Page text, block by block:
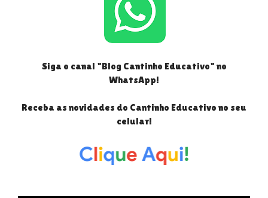
Siga o canal "Blog Cantinho Educativo" no
WhatsApp!
Receba as novidades do Cantinho Educativo no seu
celular!